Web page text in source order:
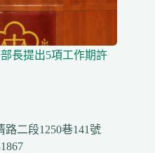
長提出5項工作期許
二段1250巷141號